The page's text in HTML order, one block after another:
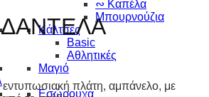
∾ Καπέλα
Μπουρνούζια
Κάλτσες
Basic
Αθλητικές
Μαγιό
Εσώρουχα
ΔΑΝΤΕΛΑ
εντυπωσιακή πλάτη, αμπάνελο, με